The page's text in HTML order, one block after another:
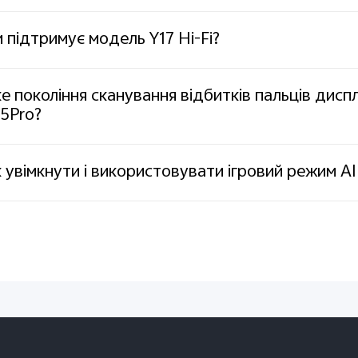
модель Y17 Hi-Fi?
покоління сканування відбитків пальців
і використовувати ігровий режим